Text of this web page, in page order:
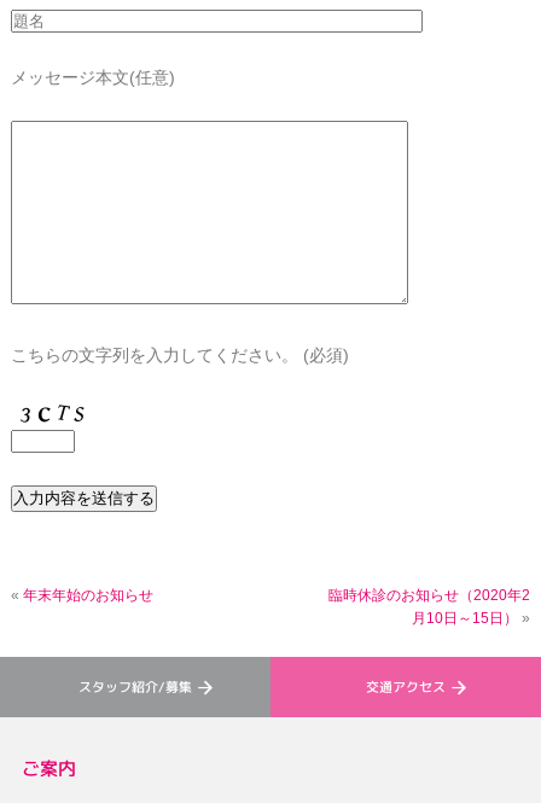
メッセージ本文(任意)
こちらの文字列を入力してください。 (必須)
« 年末年始のお知らせ
臨時休診のお知らせ（2020年2
月10日～15日）
»
スタッフ紹介/募集 交通アクセス
ご案内